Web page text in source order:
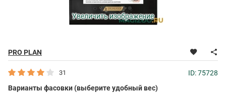
PRO PLAN
Увеличить изображение
31
ID: 75728
Варианты фасовки (выберите удобный вес)